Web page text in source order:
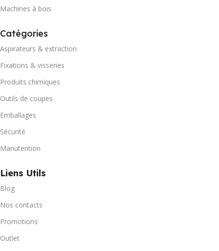
Machines à bois
Catégories
Aspirateurs & extraction
Fixations & visseries
Produits chimiques
Outils de coupes
Emballages
Sécurité
Manutention
Liens Utils
Blog
Nos contacts
Promotions
Outlet